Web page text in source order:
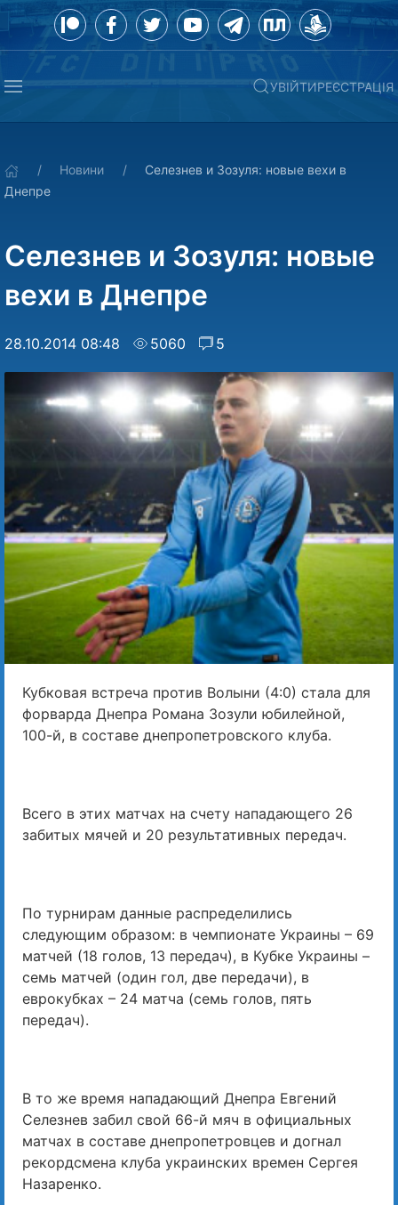
УВІЙТИРЕЄСТРАЦІЯ
Новини
Селезнев и Зозуля: новые вехи в
Днепре
Селезнев и Зозуля: новые
вехи в Днепре
28.10.2014 08:48 5060 5
Кубковая встреча против Волыни (4:0) стала для
форварда Днепра Романа Зозули юбилейной,
100-й, в составе днепропетровского клуба.
Всего в этих матчах на счету нападающего 26
забитых мячей и 20 результативных передач.
По турнирам данные распределились
следующим образом: в чемпионате Украины – 69
матчей (18 голов, 13 передач), в Кубке Украины –
семь матчей (один гол, две передачи), в
еврокубках – 24 матча (семь голов, пять
передач).
В то же время нападающий Днепра Евгений
Селезнев забил свой 66-й мяч в официальных
матчах в составе днепропетровцев и догнал
рекордсмена клуба украинских времен Сергея
Назаренко.